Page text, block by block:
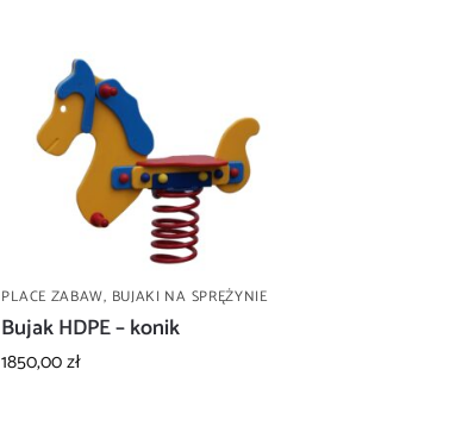
PLACE ZABAW, BUJAKI NA SPRĘŻYNIE
Bujak HDPE – konik
1850,00zł